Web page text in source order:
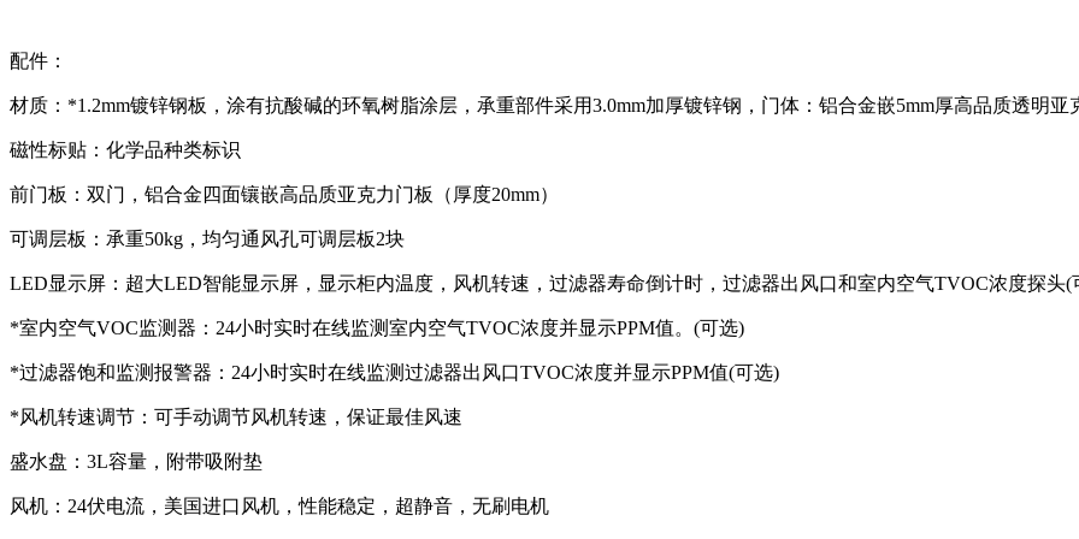
配件：
材质：*1.2mm镀锌钢板，涂有抗酸碱的环氧树脂涂层，承重部件采用3.0mm加厚镀锌钢，门体：铝合金嵌5mm厚高品质透明亚
磁性标贴：化学品种类标识
前门板：双门，铝合金四面镶嵌高品质亚克力门板（厚度20mm）
可调层板：承重50kg，均匀通风孔可调层板2块
LED显示屏：超大LED智能显示屏，显示柜内温度，风机转速，过滤器寿命倒计时，过滤器出风口和室内空气TVOC浓度探头(
*室内空气VOC监测器：24小时实时在线监测室内空气TVOC浓度并显示PPM值。(可选)
*过滤器饱和监测报警器：24小时实时在线监测过滤器出风口TVOC浓度并显示PPM值(可选)
*风机转速调节：可手动调节风机转速，保证最佳风速
盛水盘：3L容量，附带吸附垫
风机：24伏电流，美国进口风机，性能稳定，超静音，无刷电机